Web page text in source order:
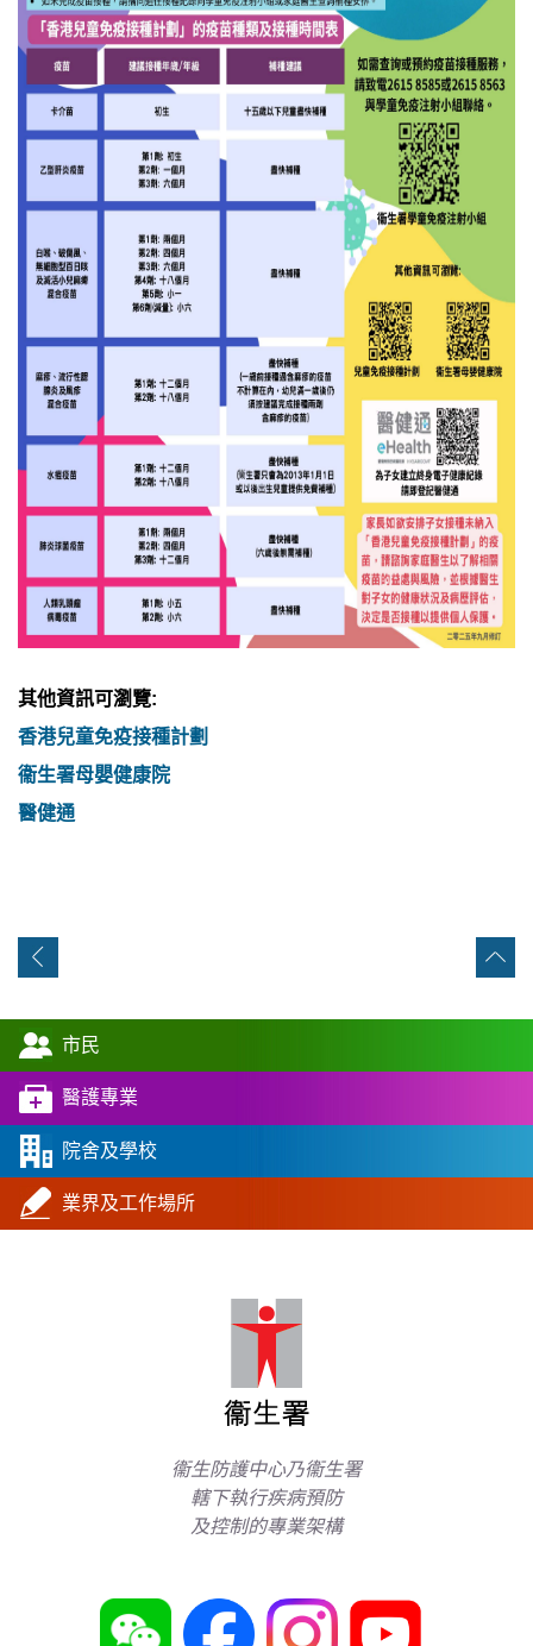
其他資訊可瀏覽:
香港兒童免疫接種計劃
衞生署母嬰健康院
醫健通
市民
醫護專業
院舍及學校
業界及工作場所
衞生防護中心乃衞生署
轄下執行疾病預防
及控制的專業架構